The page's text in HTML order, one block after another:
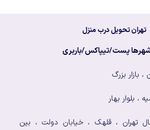
تهران تحویل درب منزل
پست/تیپاکس/باربری
، بازار بزرگ
، بلوار بهار
تهران ، قلهک ، خیابان دولت ، بین